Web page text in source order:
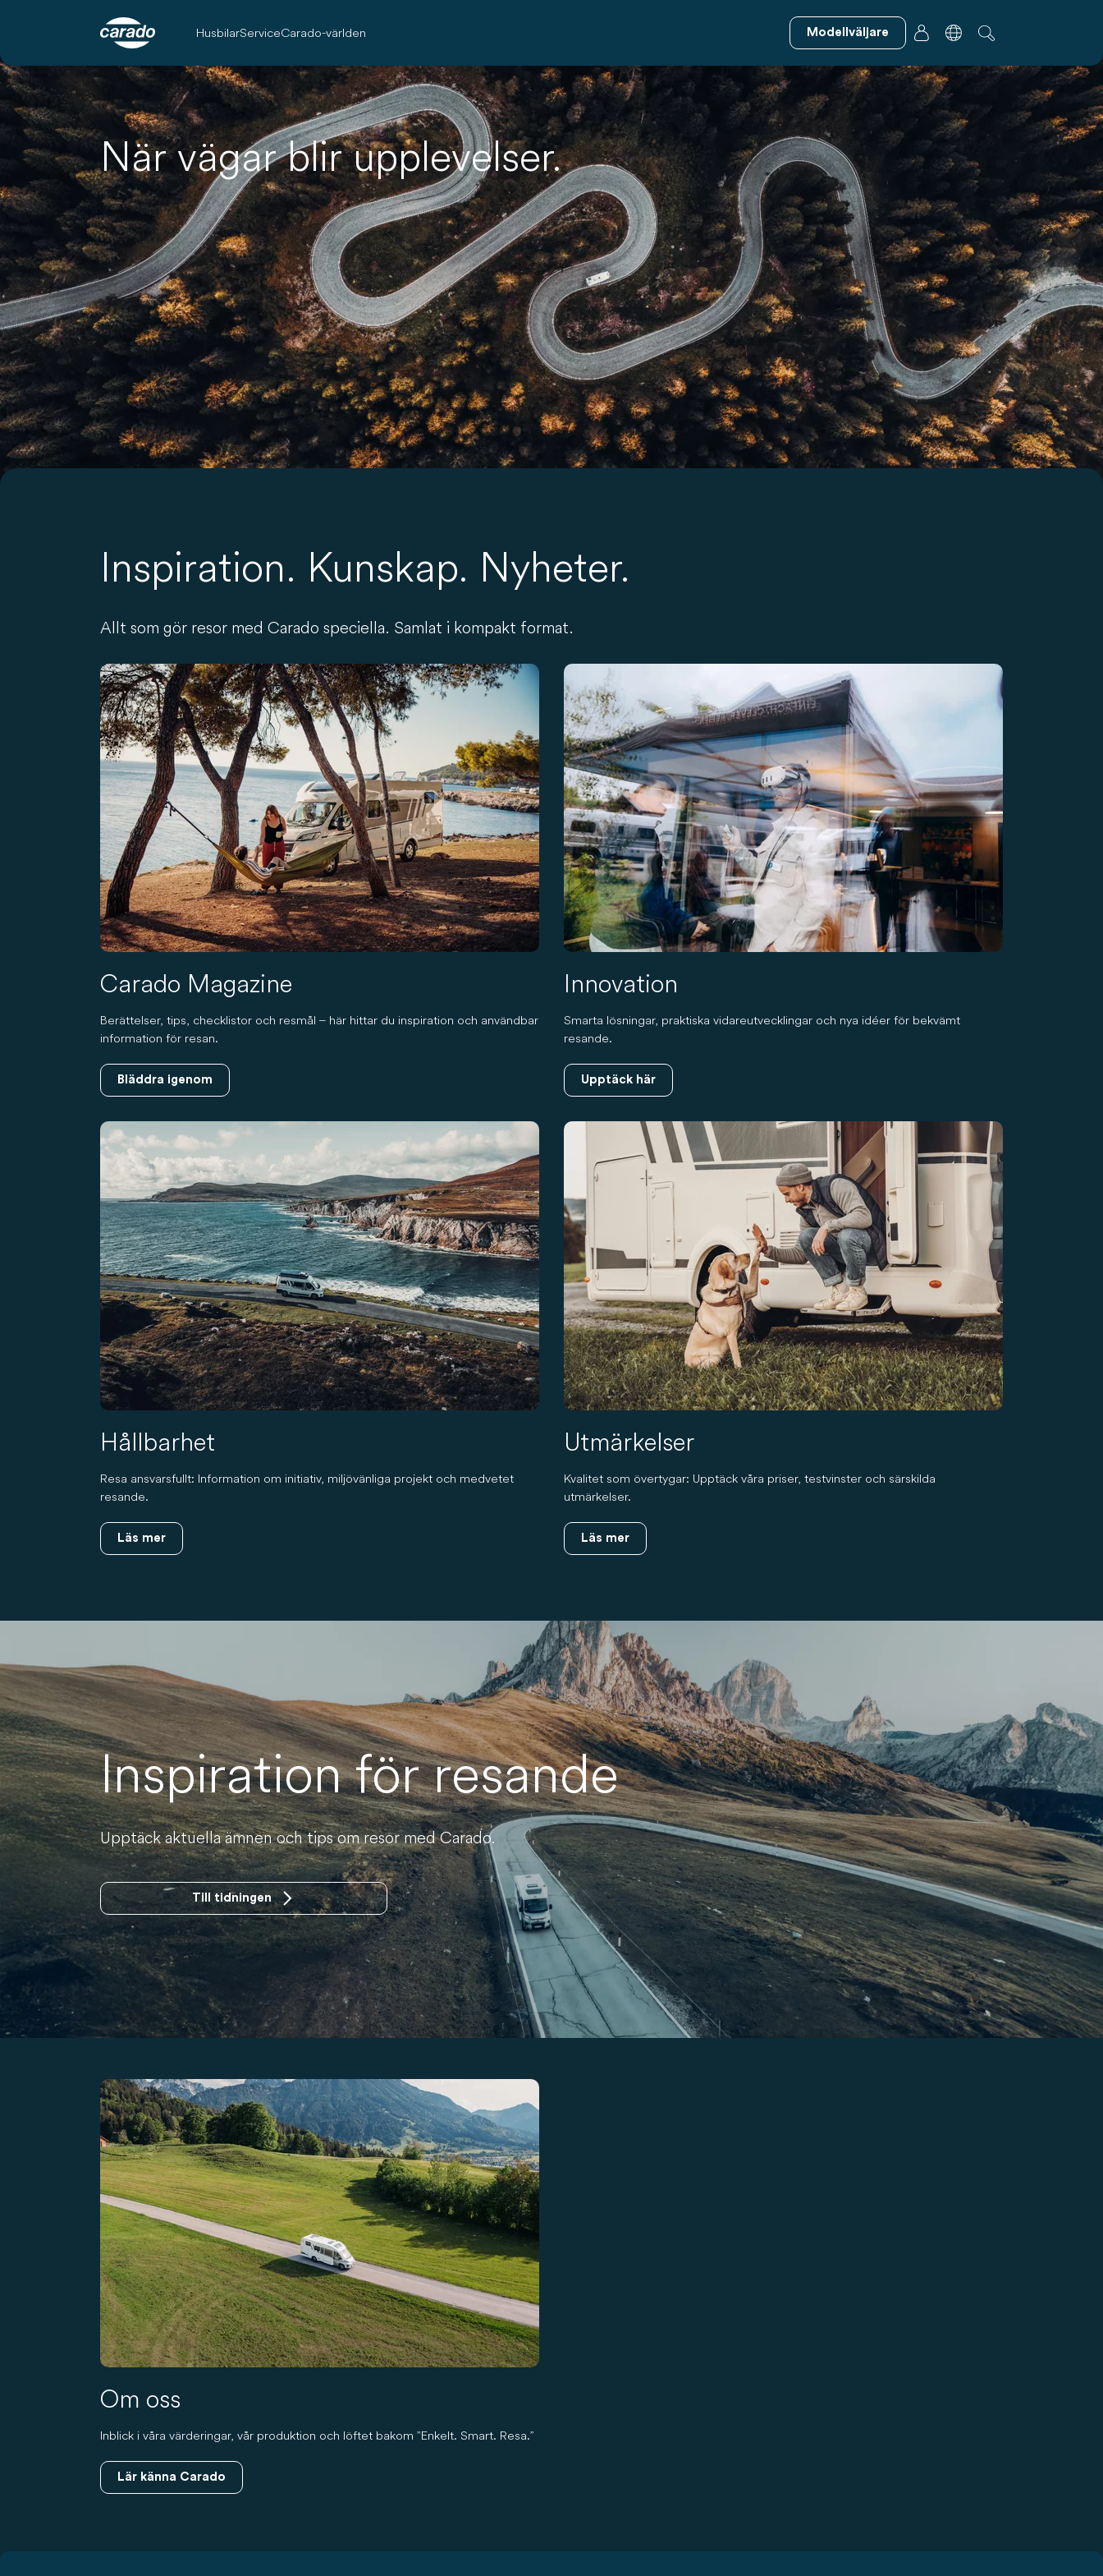
HusbilarServiceCarado-världen Modellväljare
När vägar blir upplevelser.
Inspiration. Kunskap. Nyheter.
Allt som gör resor med Carado speciella. Samlat i kompakt format.
Carado Magazine
Berättelser, tips, checklistor och resmål – här hittar du inspiration och användbar
information för resan.
Bläddra igenom
Innovation
Smarta lösningar, praktiska vidareutvecklingar och nya idéer för bekvämt
resande.
Upptäck här
Hållbarhet
Resa ansvarsfullt: Information om initiativ, miljövänliga projekt och medvetet
resande.
Läs mer
Utmärkelser
Kvalitet som övertygar: Upptäck våra priser, testvinster och särskilda
utmärkelser.
Läs mer
Inspiration för resande
Upptäck aktuella ämnen och tips om resor med Carado.
Till tidningen
Om oss
Inblick i våra värderingar, vår produktion och löftet bakom ”Enkelt. Smart. Resa.”
Lär känna Carado